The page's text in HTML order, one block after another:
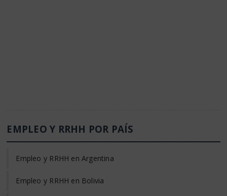
EMPLEO Y RRHH POR PAÍS
Empleo y RRHH en Argentina
Empleo y RRHH en Bolivia